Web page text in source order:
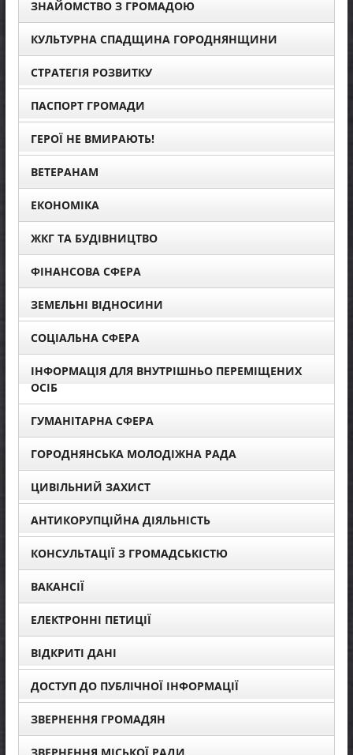
ЗНАЙОМСТВО З ГРОМАДОЮ
КУЛЬТУРНА СПАДЩИНА ГОРОДНЯНЩИНИ
СТРАТЕГІЯ РОЗВИТКУ
ПАСПОРТ ГРОМАДИ
ГЕРОЇ НЕ ВМИРАЮТЬ!
ВЕТЕРАНАМ
ЕКОНОМІКА
ЖКГ ТА БУДІВНИЦТВО
ФІНАНСОВА СФЕРА
ЗЕМЕЛЬНІ ВІДНОСИНИ
СОЦІАЛЬНА СФЕРА
ІНФОРМАЦІЯ ДЛЯ ВНУТРІШНЬО ПЕРЕМІЩЕНИХ
ОСІБ
ГУМАНІТАРНА СФЕРА
ГОРОДНЯНСЬКА МОЛОДІЖНА РАДА
ЦИВІЛЬНИЙ ЗАХИСТ
АНТИКОРУПЦІЙНА ДІЯЛЬНІСТЬ
КОНСУЛЬТАЦІЇ З ГРОМАДСЬКІСТЮ
ВАКАНСІЇ
ЕЛЕКТРОННІ ПЕТИЦІЇ
ВІДКРИТІ ДАНІ
ДОСТУП ДО ПУБЛІЧНОЇ ІНФОРМАЦІЇ
ЗВЕРНЕННЯ ГРОМАДЯН